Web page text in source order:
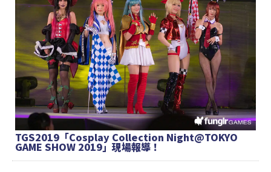
TGS2019「Cosplay Collection Night@TOKYO
GAME SHOW 2019」現場報導！